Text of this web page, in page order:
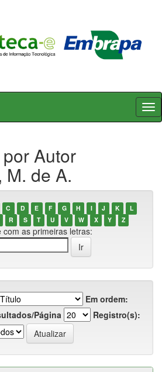
Autor
M. de A.
C D E F G H I J K
L
R S T U V W X Y Z
com as primeiras letras:
Em ordem:
Página
Registro(s):